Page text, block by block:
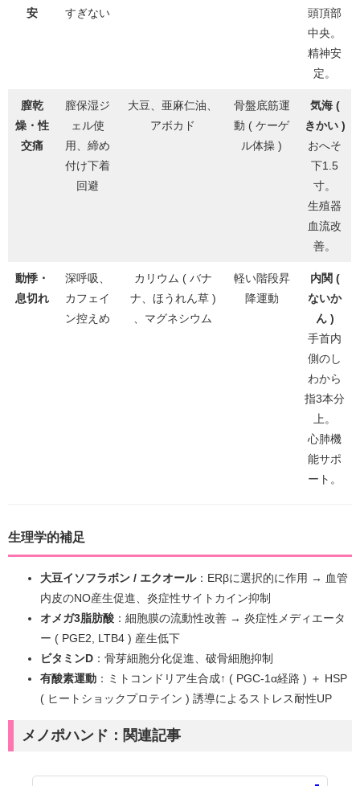
安
すぎない
頭頂部
中央。
精神安
定。
膣乾
燥・性
交痛
膣保湿ジ
ェル使
用、締め
付け下着
回避
大豆、亜麻仁油、
アボカド
骨盤底筋運
動 ( ケーゲ
ル体操 )
気海 (
きかい )
おへそ
下1.5
寸。
生殖器
血流改
善。
動悸・
息切れ
深呼吸、
カフェイ
ン控えめ
カリウム ( バナ
ナ、ほうれん草 )
、マグネシウム
軽い階段昇
降運動
内関 (
ないか
ん )
手首内
側のし
わから
指3本分
上。
心肺機
能サポ
ート。
生理学的補足
大豆イソフラボン / エクオール：ERβに選択的に作用 → 血管
内皮のNO産生促進、炎症性サイトカイン抑制
オメガ3脂肪酸 ：細胞膜の流動性改善 → 炎症性メディエータ
ー ( PGE2, LTB4 ) 産生低下
ビタミンD ：骨芽細胞分化促進、破骨細胞抑制
有酸素運動 ：ミトコンドリア生合成↑ ( PGC-1α経路 ) ＋ HSP
( ヒートショックプロテイン ) 誘導によるストレス耐性UP
メノポハンド：関連記事